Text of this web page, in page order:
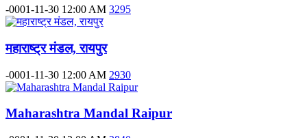
-0001-11-30 12:00 AM 3295
महाराष्ट्र मंडल, रायपुर
-0001-11-30 12:00 AM 2930
Maharashtra Mandal Raipur